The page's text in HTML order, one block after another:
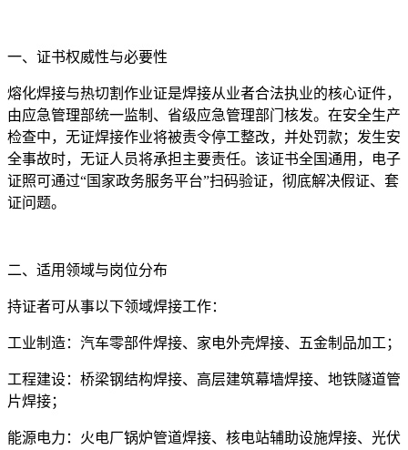
一、证书权威性与必要性
熔化焊接与热切割作业证是焊接从业者合法执业的核心证件，
由应急管理部统一监制、省级应急管理部门核发。在安全生产
检查中，无证焊接作业将被责令停工整改，并处罚款；发生安
全事故时，无证人员将承担主要责任。该证书全国通用，电子
证照可通过“国家政务服务平台”扫码验证，彻底解决假证、套
证问题。
二、适用领域与岗位分布
持证者可从事以下领域焊接工作：
工业制造：汽车零部件焊接、家电外壳焊接、五金制品加工；
工程建设：桥梁钢结构焊接、高层建筑幕墙焊接、地铁隧道管
片焊接；
能源电力：火电厂锅炉管道焊接、核电站辅助设施焊接、光伏